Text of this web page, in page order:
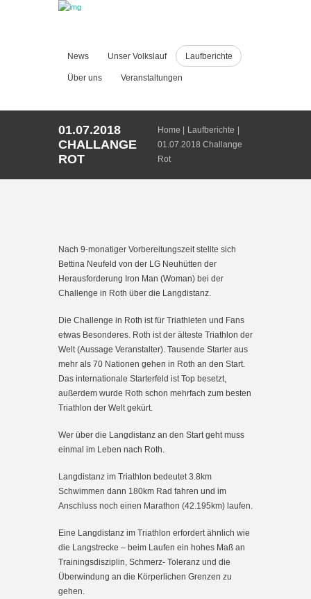
News Unser Volkslauf Laufberichte
Über uns Veranstaltungen
01.07.2018
CHALLANGE
ROT
Home
Laufberichte
01.07.2018 Challange
Rot
Nach 9-monatiger Vorbereitungszeit stellte sich
Bettina Neufeld von der LG Neuhütten der
Herausforderung Iron Man (Woman) bei der
Challenge in Roth über die Langdistanz.
Die Challenge in Roth ist für Triathleten und Fans
etwas Besonderes. Roth ist der älteste Triathlon der
Welt (Aussage Veranstalter). Tausende Starter aus
mehr als 70 Nationen gehen in Roth an den Start.
Das internationale Starterfeld ist Top besetzt,
außerdem wurde Roth schon mehrfach zum besten
Triathlon der Welt gekürt.
Wer über die Langdistanz an den Start geht muss
einmal im Leben nach Roth.
Langdistanz im Triathlon bedeutet 3.8km
Schwimmen dann 180km Rad fahren und im
Anschluss noch einen Marathon (42.195km) laufen.
Eine Langdistanz im Triathlon erfordert ähnlich wie
die Langstrecke – beim Laufen ein hohes Maß an
Trainingsdisziplin, Schmerz- Toleranz und die
Überwindung an die Körperlichen Grenzen zu
gehen.